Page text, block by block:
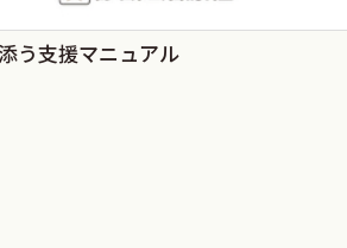
う支援マニュアル